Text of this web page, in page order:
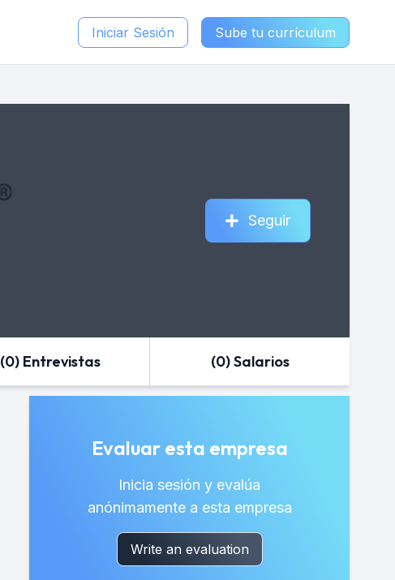
Iniciar Sesión Sube tu currículum
Seguir
(0) Entrevistas (0) Salarios
Evaluar esta empresa
Inicia sesión y evalúa
anónimamente a esta empresa
Write an evaluation